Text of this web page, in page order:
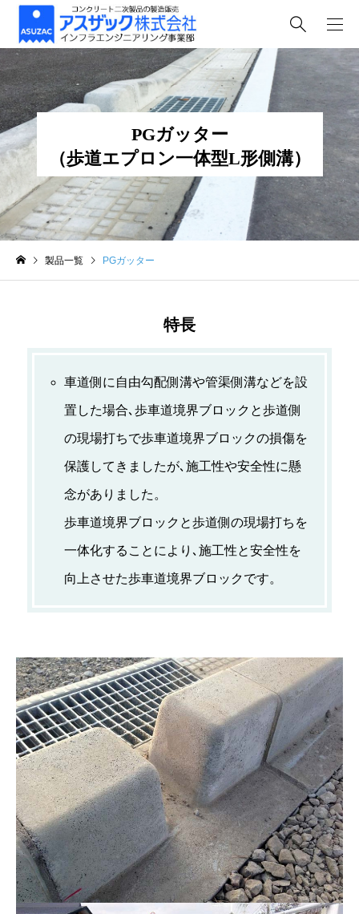
PGガッター
（歩道エプロン一体型L形側溝）
製品一覧 PGガッター
特長
車道側に自由勾配側溝や管渠側溝などを設
置した場合､歩車道境界ブロックと歩道側
の現場打ちで歩車道境界ブロックの損傷を
保護してきましたが､施工性や安全性に懸
念がありました。
歩車道境界ブロックと歩道側の現場打ちを
一体化することにより､施工性と安全性を
向上させた歩車道境界ブロックです。